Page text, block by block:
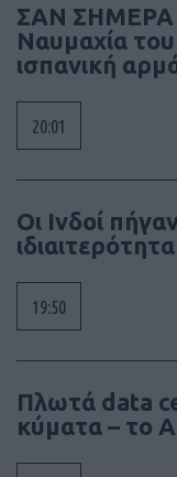
ΣΑΝ ΣΗΜΕΡΑ
Ναυμαχία
ισπανική
20:01
Οι Ινδοί
ιδιαιτερότητα
19:50
Πλωτά data
κύματα – το